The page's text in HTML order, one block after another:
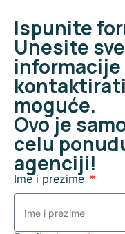
Ispunite
Unesite
informacije
moguće.
Ovo je
celu
agenciji!
Ime i prezime